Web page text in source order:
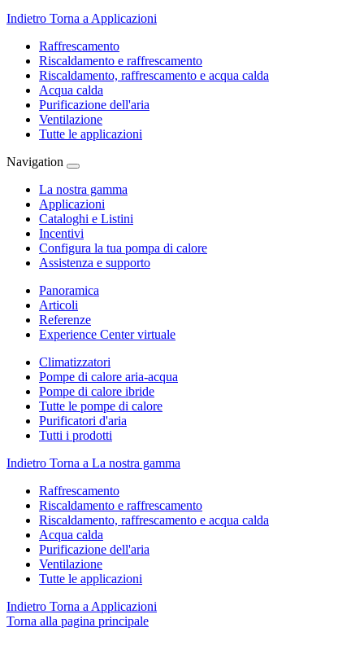
Indietro Torna a Applicazioni
Raffrescamento
Riscaldamento e raffrescamento
Riscaldamento, raffrescamento e acqua calda
Acqua calda
Purificazione dell'aria
Ventilazione
Tutte le applicazioni
Navigation
La nostra gamma
Applicazioni
Cataloghi e Listini
Incentivi
Configura la tua pompa di calore
Assistenza e supporto
Panoramica
Articoli
Referenze
Experience Center virtuale
Climatizzatori
Pompe di calore aria-acqua
Pompe di calore ibride
Tutte le pompe di calore
Purificatori d'aria
Tutti i prodotti
Indietro Torna a La nostra gamma
Raffrescamento
Riscaldamento e raffrescamento
Riscaldamento, raffrescamento e acqua calda
Acqua calda
Purificazione dell'aria
Ventilazione
Tutte le applicazioni
Indietro Torna a Applicazioni
Torna alla pagina principale